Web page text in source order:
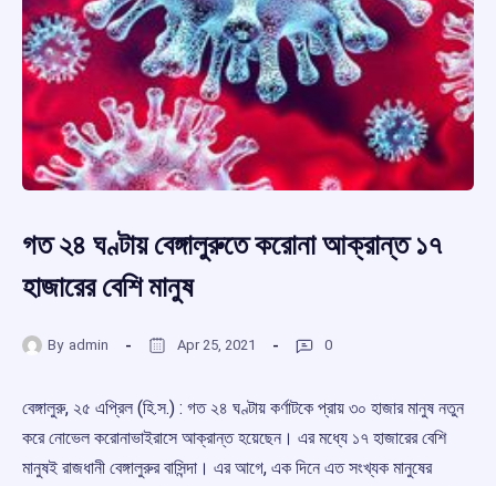
গত ২৪ ঘণ্টায় বেঙ্গালুরুতে করোনা আক্রান্ত ১৭
হাজারের বেশি মানুষ
By admin Apr 25, 2021 0
বেঙ্গালুরু, ২৫ এপ্রিল (হি.স.) : গত ২৪ ঘণ্টায় কর্ণাটকে প্রায় ৩০ হাজার মানুষ নতুন
করে নোভেল করোনাভাইরাসে আক্রান্ত হয়েছেন। এর মধ্যে ১৭ হাজারের বেশি
মানুষই রাজধানী বেঙ্গালুরুর বাসিন্দা। এর আগে, এক দিনে এত সংখ্যক মানুষের